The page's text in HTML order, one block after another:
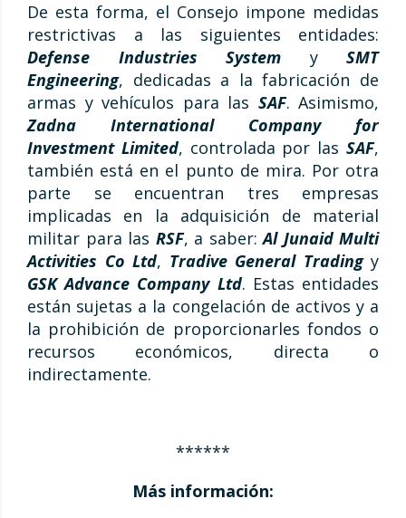
De esta forma, el Consejo impone medidas
restrictivas a las siguientes entidades:
Defense Industries System y SMT
Engineering, dedicadas a la fabricación de
armas y vehículos para las SAF. Asimismo,
Zadna International Company for
Investment Limited, controlada por lasSAF,
también está en el punto de mira. Por otra
parte se encuentran tres empresas
implicadas en la adquisición de material
militar para las RSF, a saber:Al Junaid Multi
Activities Co Ltd, Tradive General Tradingy
GSK Advance Company Ltd. Estas entidades
están sujetas a la congelación de activos y a
la prohibición de proporcionarles fondos o
recursos económicos, directa o
indirectamente.
******
Más información: